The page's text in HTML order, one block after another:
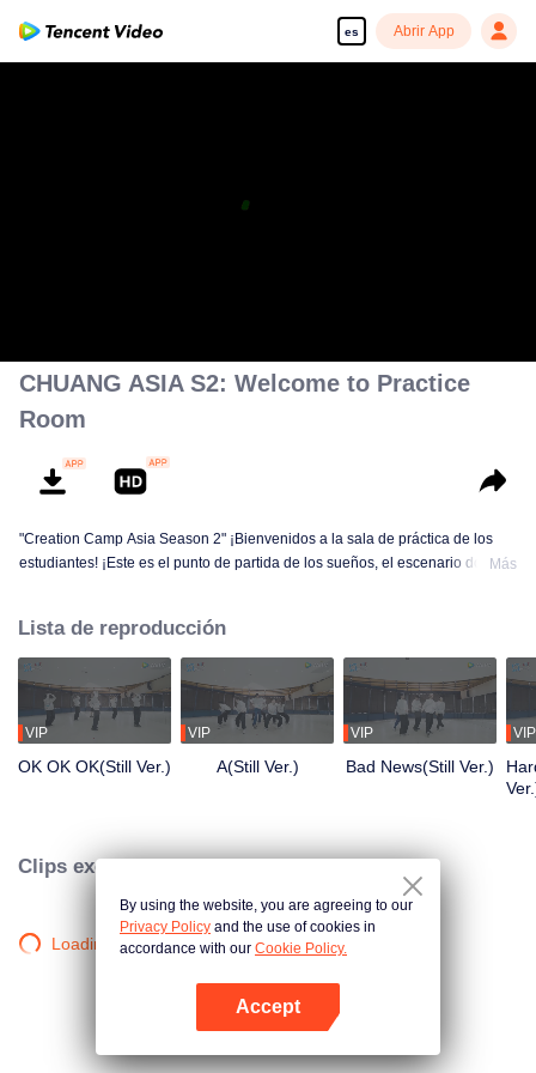
es Abrir App
CHUANG ASIA S2: Welcome to Practice
Room
"Creation Camp Asia Season 2" ¡Bienvenidos a la sala de práctica de los
estudiantes! ¡Este es el punto de partida de los sueños, el escenario donde
en la mañana hasta tarde en la noche, desde la falta de familiaridad hasta el
dominio, cada paso es una transformación. ¿Quieres conocer sus historias
en la sala de práctica?
Más
Lista de reproducción
VIP
OK OK OK(Still Ver.)
VIP
A(Still Ver.)
VIP
Bad News(Still Ver.)
VIP
Clips exclusivos
Loading…
By using the website, you are agreeing to our
Privacy Policy and the use of cookies in
accordance with our Cookie Policy.
Accept